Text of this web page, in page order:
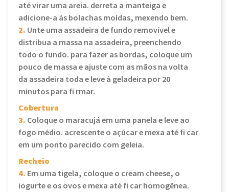
até virar uma areia. derreta a manteiga e
adicione-a às bolachas moídas, mexendo bem.
2. Unte uma assadeira de fundo removível e
distribua a massa na assadeira, preenchendo
todo o fundo. para fazer as bordas, coloque um
pouco de massa e ajuste com as mãos na volta
da assadeira toda e leve à geladeira por 20
minutos para fi rmar.
Cobertura
3. Coloque o maracujá em uma panela e leve ao
fogo médio. acrescente o açúcar e mexa até fi car
em um ponto parecido com geleia.
Recheio
4. Em uma tigela, coloque o cream cheese, o
iogurte e os ovos e mexa até fi car homogênea.